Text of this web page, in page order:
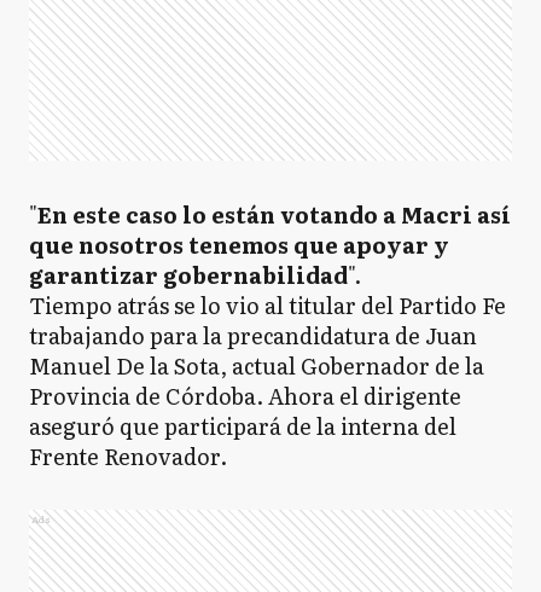
"En este caso lo están votando a Macri así
que nosotros tenemos que apoyar y
garantizar gobernabilidad".
Tiempo atrás se lo vio al titular del Partido Fe
trabajando para la precandidatura de Juan
Manuel De la Sota, actual Gobernador de la
Provincia de Córdoba. Ahora el dirigente
aseguró que participará de la interna del
Frente Renovador.
Ads